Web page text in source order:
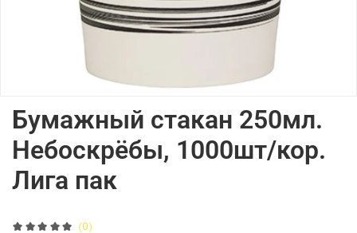
(0)
Бумажный стакан 250мл.
Небоскрёбы, 1000шт/кор.
Лига пак